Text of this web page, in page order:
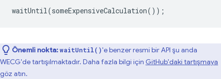
waitUntil(someExpensiveCalculation());
Önemli nokta:waitUntil()'e benzer resmi bir API şu anda
WECG'de tartışılmaktadır. Daha fazla bilgi için GitHub'daki tartışmaya
göz atın.